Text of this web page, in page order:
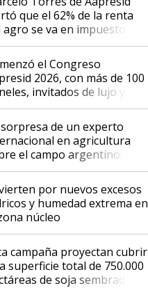
que el 62% de la renta
agro se va en impuestos:
es bueno que en
se sigan discutiendo
mismas cosas de hace 50
el Congreso
2026, con más de 100
invitados de lujo y
las tendencias
de un experto
en agricultura
el campo argentino:
muy impresionado"
por nuevos excesos
y humedad extrema en
núcleo
campaña proyectan cubrir
superficie total de 750.000
de soja sembradas